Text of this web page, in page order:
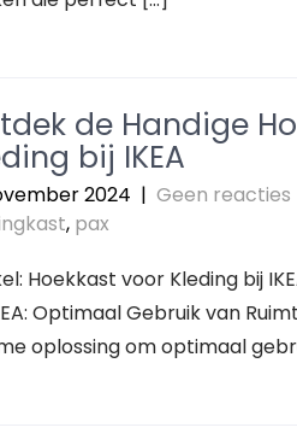
de Handige
bij IKEA
2024 | Geen reacties
, pax
Hoekkast voor Kleding bij
Optimaal Gebruik van
oplossing om optimaal